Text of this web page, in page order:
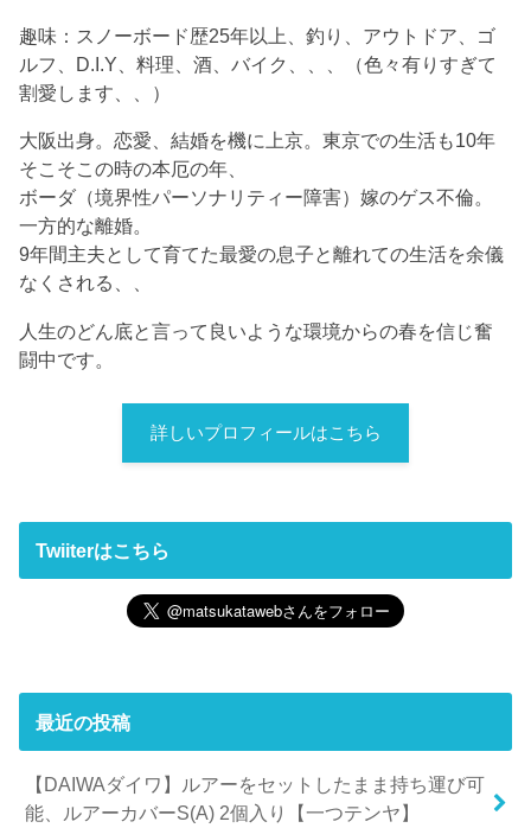
趣味：スノーボード歴25年以上、釣り、アウトドア、ゴ
ルフ、D.I.Y、料理、酒、バイク、、、（色々有りすぎて
割愛します、、）
大阪出身。恋愛、結婚を機に上京。東京での生活も10年
そこそこの時の本厄の年、
ボーダ（境界性パーソナリティー障害）嫁のゲス不倫。
一方的な離婚。
9年間主夫として育てた最愛の息子と離れての生活を余儀
なくされる、、
人生のどん底と言って良いような環境からの春を信じ奮
闘中です。
詳しいプロフィールはこちら
Twiiterはこちら
最近の投稿
【DAIWAダイワ】ルアーをセットしたまま持ち運び可
能、ルアーカバーS(A) 2個入り【一つテンヤ】